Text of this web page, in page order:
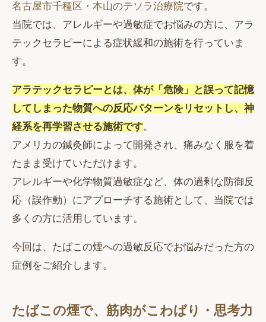
名古屋市千種区・本山のテソラ治療院です。
当院では、アレルギーや過敏症でお悩みの方に、アラ
テックセラピーによる症状緩和の施術を行っていま
す。
アラテックセラピーとは、体が「危険」と誤って記憶
してしまった物質への反応パターンをリセットし、神
経系を再学習させる施術です。
アメリカの鍼灸師によって開発され、痛みなく服を着
たまま受けていただけます。
アレルギーや化学物質過敏症など、体の過剰な防御反
応（誤作動）にアプローチする施術として、当院では
多くの方に活用しています。
今回は、たばこの煙への過敏反応でお悩みだった方の
症例をご紹介します。
たばこの煙で、筋肉がこわばり・思考力